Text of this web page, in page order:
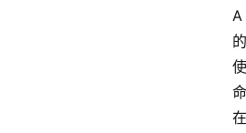
A
的
使
命
在